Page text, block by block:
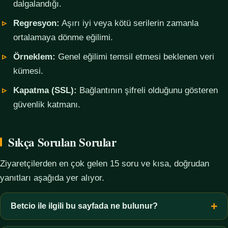
dalgalandığı.
Regresyon: Aşırı iyi veya kötü serilerin zamanla
ortalamaya dönme eğilimi.
Örneklem: Genel eğilimi temsil etmesi beklenen veri
kümesi.
Kapatma (SSL): Bağlantının şifreli olduğunu gösteren
güvenlik katmanı.
Sıkça Sorulan Sorular
Ziyaretçilerden en çok gelen 15 soru ve kısa, doğrudan
yanıtları aşağıda yer alıyor.
Betcio ile ilgili bu sayfada ne bulunur?
Bu sayfada yalnızca kavramsal bilgi, terim açıklamaları, veri